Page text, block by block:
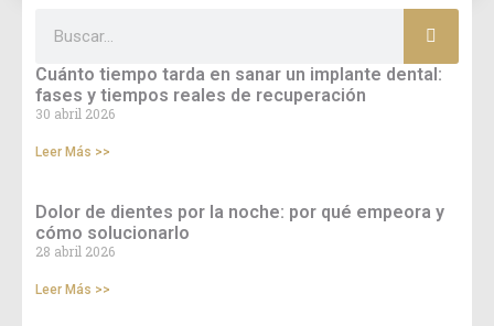
Cuánto tiempo tarda en sanar un implante dental:
fases y tiempos reales de recuperación
30 abril 2026
Leer Más >>
Dolor de dientes por la noche: por qué empeora y
cómo solucionarlo
28 abril 2026
Leer Más >>